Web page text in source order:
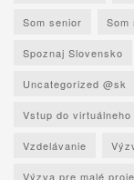
Som senior Som
Spoznaj Slovensko
Uncategorized @sk
Vstup do
Vzdelávanie
Výzva pre malé